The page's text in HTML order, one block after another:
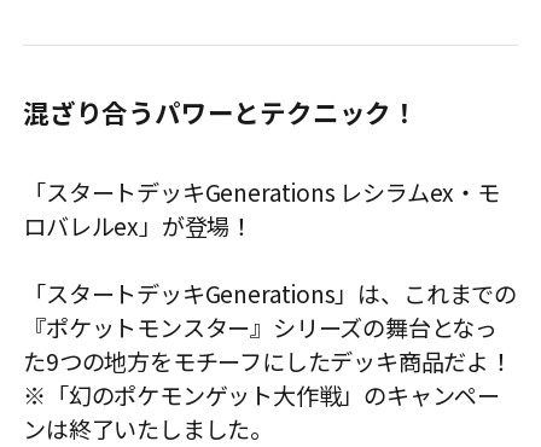
混ざり合うパワーとテクニック！
「スタートデッキGenerations レシラムex・モ
ロバレルex」が登場！
「スタートデッキGenerations」は、これまでの
『ポケットモンスター』シリーズの舞台となっ
た9つの地方をモチーフにしたデッキ商品だよ！
※「幻のポケモンゲット大作戦」のキャンペー
ンは終了いたしました。